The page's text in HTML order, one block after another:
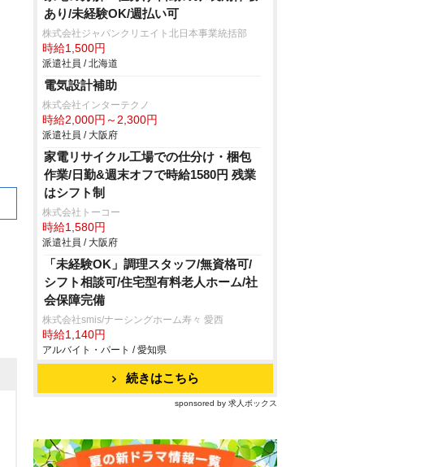
あり/未経験OK/週払い可
株式会社ジャパンクリエイト北日本事業統括部
時給1,500円
派遣社員 / 北海道
電気設計補助
株式会社インターテクノ
時給2,000円～2,300円
派遣社員 / 大阪府
家電リサイクル工場での仕分け・梱包
作業/日勤&週末オフで時給1580円 残業
はシフト制
株式会社トーコー
時給1,580円
派遣社員 / 大阪府
「未経験OK」調理スタッフ/無資格可/
シフト相談可/住宅型有料老人ホーム/社
会保障完備
株式会社smis/ナーシングホーム寿々 愛西
時給1,140円
アルバイト・パート / 愛知県
続きはこちら
sponsored by 求人ボックス